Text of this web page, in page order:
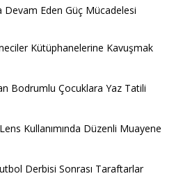
Devam Eden Güç Mücadelesi
Kütüphanelerine Kavuşmak
Bodrumlu Çocuklara Yaz Tatili
Kullanımında Düzenli Muayene
Derbisi Sonrası Taraftarlar